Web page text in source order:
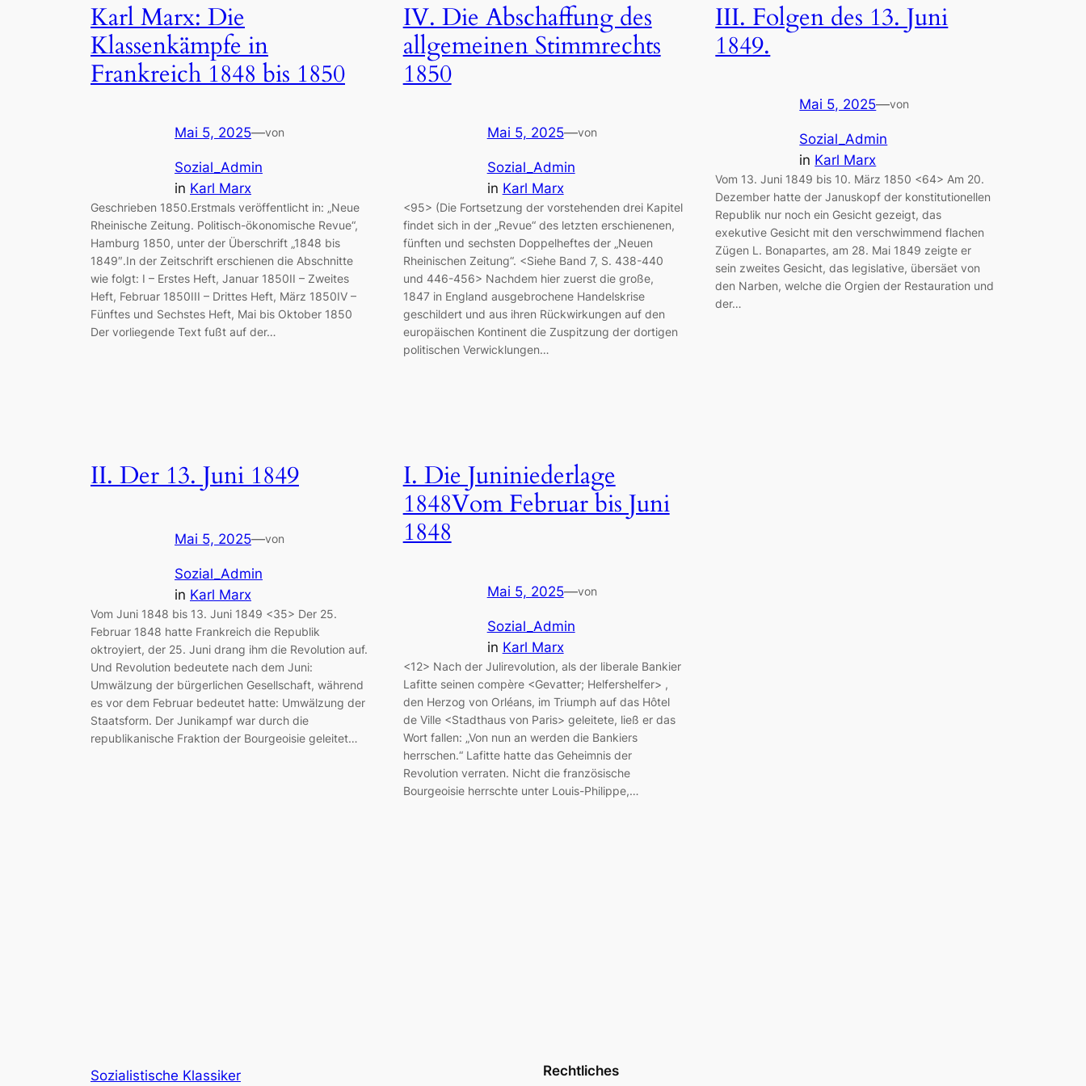
Karl Marx: Die
Klassenkämpfe in
Frankreich 1848 bis 1850
Mai 5, 2025—von
Sozial_Admin
in Karl Marx
Geschrieben 1850.Erstmals veröffentlicht in: „Neue
Rheinische Zeitung. Politisch-ökonomische Revue“,
Hamburg 1850, unter der Überschrift „1848 bis
1849″.In der Zeitschrift erschienen die Abschnitte
wie folgt: I – Erstes Heft, Januar 1850II – Zweites
Heft, Februar 1850III – Drittes Heft, März 1850IV –
Fünftes und Sechstes Heft, Mai bis Oktober 1850
Der vorliegende Text fußt auf der…
IV. Die Abschaffung des
allgemeinen Stimmrechts
1850
Mai 5, 2025—von
Sozial_Admin
in Karl Marx
<95> (Die Fortsetzung der vorstehenden drei Kapitel
findet sich in der „Revue“ des letzten erschienenen,
fünften und sechsten Doppelheftes der „Neuen
Rheinischen Zeitung“. <Siehe Band 7, S. 438-440
und 446-456> Nachdem hier zuerst die große,
1847 in England ausgebrochene Handelskrise
geschildert und aus ihren Rückwirkungen auf den
europäischen Kontinent die Zuspitzung der dortigen
politischen Verwicklungen…
III. Folgen des 13. Juni
1849.
Mai 5, 2025—von
Sozial_Admin
in Karl Marx
Vom 13. Juni 1849 bis 10. März 1850 <64> Am 20.
Dezember hatte der Januskopf der konstitutionellen
Republik nur noch ein Gesicht gezeigt, das
exekutive Gesicht mit den verschwimmend flachen
Zügen L. Bonapartes, am 28. Mai 1849 zeigte er
sein zweites Gesicht, das legislative, übersäet von
den Narben, welche die Orgien der Restauration und
der…
II. Der 13. Juni 1849
Mai 5, 2025—von
Sozial_Admin
in Karl Marx
Vom Juni 1848 bis 13. Juni 1849 <35> Der 25.
Februar 1848 hatte Frankreich die Republik
oktroyiert, der 25. Juni drang ihm die Revolution auf.
Und Revolution bedeutete nach dem Juni:
Umwälzung der bürgerlichen Gesellschaft, während
es vor dem Februar bedeutet hatte: Umwälzung der
Staatsform. Der Junikampf war durch die
republikanische Fraktion der Bourgeoisie geleitet…
I. Die Juniniederlage
1848Vom Februar bis Juni
1848
Mai 5, 2025—von
Sozial_Admin
in Karl Marx
<12> Nach der Julirevolution, als der liberale Bankier
Lafitte seinen compère <Gevatter; Helfershelfer> ,
den Herzog von Orléans, im Triumph auf das Hôtel
de Ville <Stadthaus von Paris> geleitete, ließ er das
Wort fallen: „Von nun an werden die Bankiers
herrschen.“ Lafitte hatte das Geheimnis der
Revolution verraten. Nicht die französische
Bourgeoisie herrschte unter Louis-Philippe,…
Sozialistische Klassiker Rechtliches